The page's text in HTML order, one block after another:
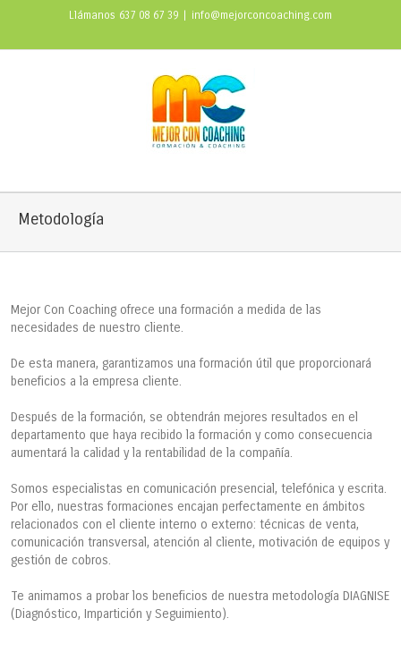
Llámanos 637 08 67 39 info@mejorconcoaching.com
Metodología
Mejor Con Coaching ofrece una formación a medida de las
necesidades de nuestro cliente.
De esta manera, garantizamos una formación útil que proporcionará
beneficios a la empresa cliente.
Después de la formación, se obtendrán mejores resultados en el
departamento que haya recibido la formación y como consecuencia
aumentará la calidad y la rentabilidad de la compañía.
Somos especialistas en comunicación presencial, telefónica y escrita.
Por ello, nuestras formaciones encajan perfectamente en ámbitos
relacionados con el cliente interno o externo: técnicas de venta,
comunicación transversal, atención al cliente, motivación de equipos y
gestión de cobros.
Te animamos a probar los beneficios de nuestra metodología DIAGNISE
(Diagnóstico, Impartición y Seguimiento).